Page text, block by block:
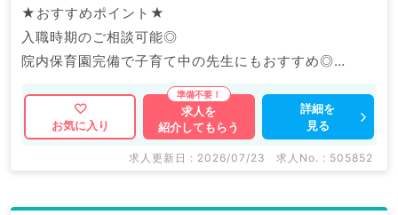
★おすすめポイント★
入職時期のご相談可能◎
院内保育園完備で子育て中の先生にもおすすめ◎
福利厚生充実の大手グループ病院でのご勤務です。
マイナビDOCTORでは病院やクリニックなどの医療機
関求人はもちろんのこと、
求人内容の詳細等はお気軽にお問合せ下さい。
お気に入り
求人を
紹介してもらう
詳細を
見る
求人更新日 : 2026/07/23 求人No. : 505852